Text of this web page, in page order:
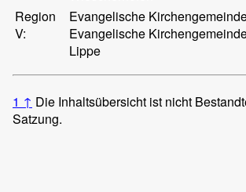
Region
V:
Evangelische
Evangelische
Lippe
1 ↑ Die Inhaltsübersicht ist nicht
Satzung.